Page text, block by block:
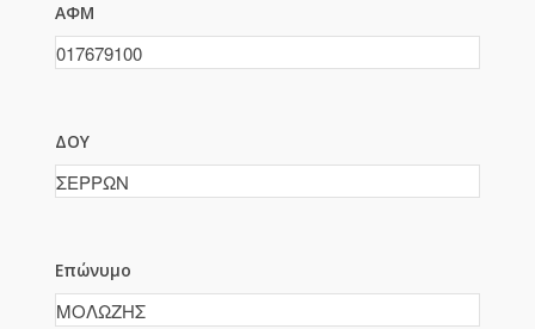
ΑΦΜ
ΔΟΥ
Επώνυμο